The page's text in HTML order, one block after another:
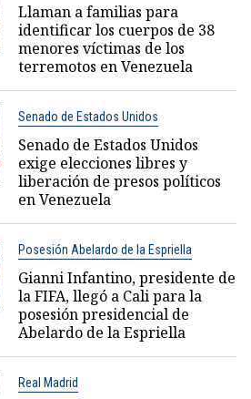
Llaman a familias para
identificar los cuerpos de 38
menores víctimas de los
terremotos en Venezuela
Senado de Estados Unidos
Senado de Estados Unidos
exige elecciones libres y
liberación de presos políticos
en Venezuela
Posesión Abelardo de la Espriella
Gianni Infantino, presidente de
la FIFA, llegó a Cali para la
posesión presidencial de
Abelardo de la Espriella
Real Madrid